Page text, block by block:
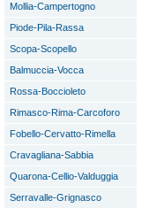
Mollia-Campertogno
Piode-Pila-Rassa
Scopa-Scopello
Balmuccia-Vocca
Rossa-Boccioleto
Rimasco-Rima-Carcoforo
Fobello-Cervatto-Rimella
Cravagliana-Sabbia
Quarona-Cellio-Valduggia
Serravalle-Grignasco